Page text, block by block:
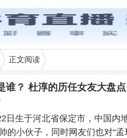
正文阅读
谁？ 杜淳的历任女友大盘
日生于河北省保定市，中国内
的小伙子，同时网友们也对“